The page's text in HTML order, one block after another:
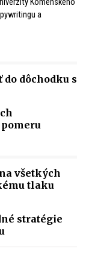
Komenského
a
dôchodku s
všetkých
tlaku
stratégie